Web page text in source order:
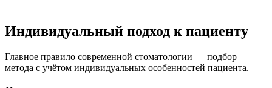
Индивидуальный подход к пациенту
Главное правило современной стоматологии — подбор
метода с учётом индивидуальных особенностей пациента.